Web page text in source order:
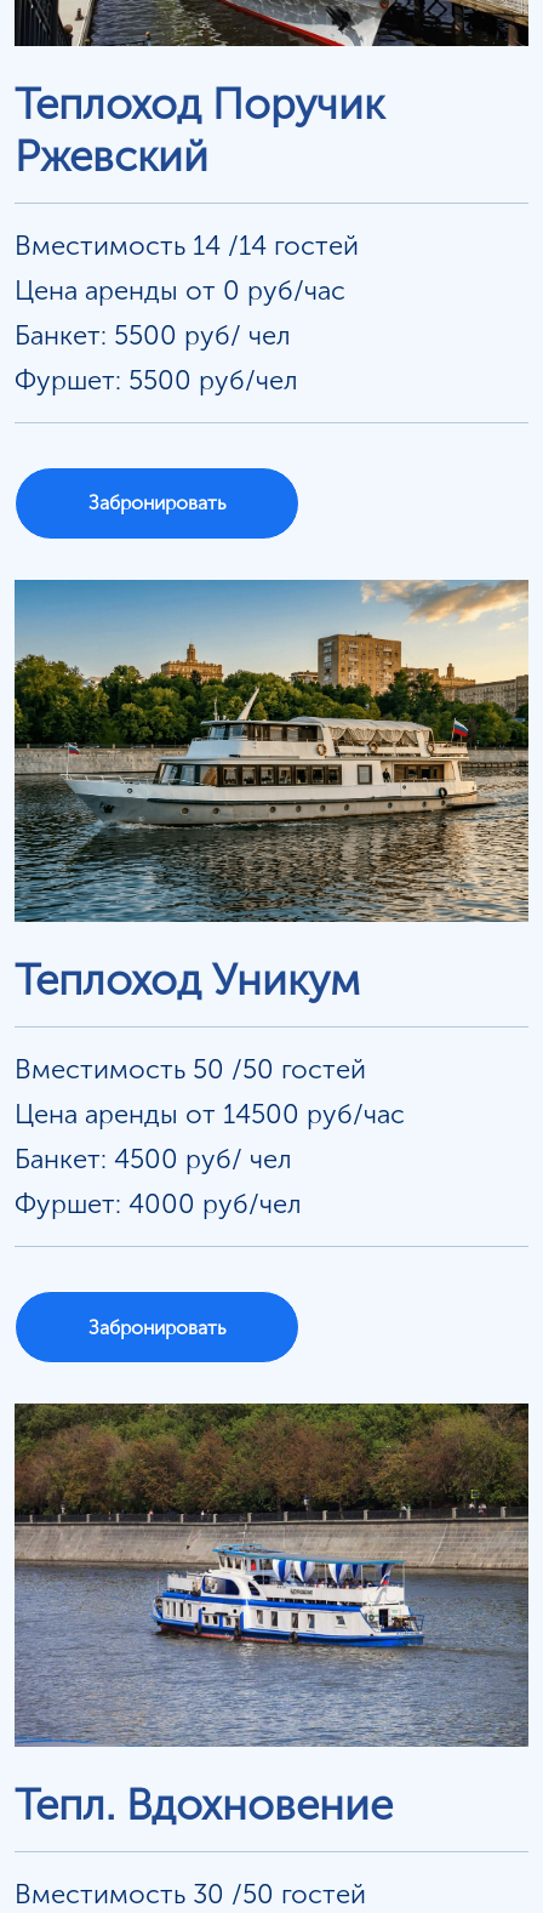
Теплоход Поручик
Ржевский
Вместимость 14 /14 гостей
Цена аренды от 0 руб/час
Банкет: 5500 руб/ чел
Фуршет: 5500 руб/чел
Забронировать
Теплоход Уникум
Вместимость 50 /50 гостей
Цена аренды от 14500 руб/час
Банкет: 4500 руб/ чел
Фуршет: 4000 руб/чел
Забронировать
Тепл. Вдохновение
Вместимость 30 /50 гостей